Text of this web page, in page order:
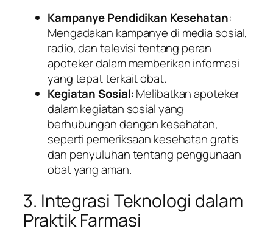
Kampanye Pendidikan Kesehatan:
Mengadakan kampanye di media sosial,
radio, dan televisi tentang peran
apoteker dalam memberikan informasi
yang tepat terkait obat.
Kegiatan Sosial: Melibatkan apoteker
dalam kegiatan sosial yang
berhubungan dengan kesehatan,
seperti pemeriksaan kesehatan gratis
dan penyuluhan tentang penggunaan
obat yang aman.
3. Integrasi Teknologi dalam
Praktik Farmasi